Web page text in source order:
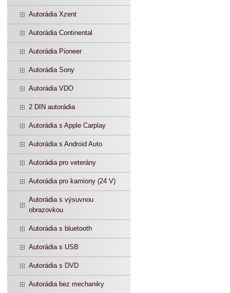
Autorádia Xzent
Autorádia Continental
Autorádia Pioneer
Autorádia Sony
Autorádia VDO
2 DIN autorádia
Autorádia s Apple Carplay
Autorádia s Android Auto
Autorádia pro veterány
Autorádia pro kamiony (24 V)
Autorádia s výsuvnou
obrazovkou
Autorádia s bluetooth
Autorádia s USB
Autorádia s DVD
Autorádia bez mechaniky